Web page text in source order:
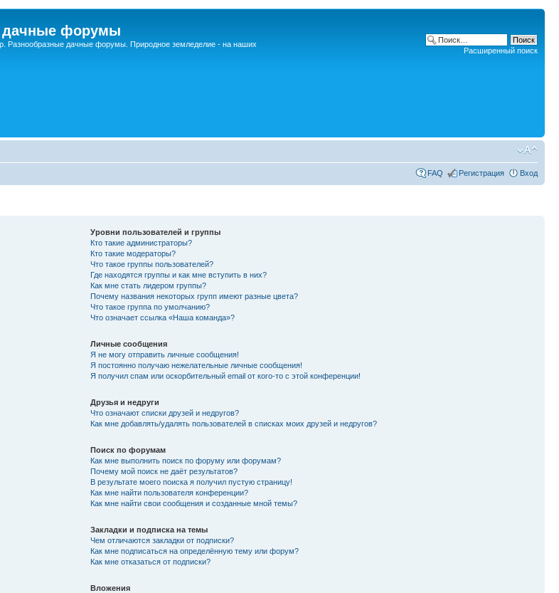
дачные форумы
Разнообразные дачные форумы. Природное земледелие - на наших
Расширенный поиск
FAQ Регистрация Вход
Уровни пользователей и группы
Кто такие администраторы?
Кто такие модераторы?
Что такое группы пользователей?
Где находятся группы и как мне вступить в них?
Как мне стать лидером группы?
Почему названия некоторых групп имеют разные цвета?
Что такое группа по умолчанию?
Что означает ссылка «Наша команда»?
Личные сообщения
Я не могу отправить личные сообщения!
Я постоянно получаю нежелательные личные сообщения!
Я получил спам или оскорбительный email от кого-то с этой конференции!
Друзья и недруги
Что означают списки друзей и недругов?
Как мне добавлять/удалять пользователей в списках моих друзей и недругов?
Поиск по форумам
Как мне выполнить поиск по форуму или форумам?
Почему мой поиск не даёт результатов?
В результате моего поиска я получил пустую страницу!
Как мне найти пользователя конференции?
Как мне найти свои сообщения и созданные мной темы?
Закладки и подписка на темы
Чем отличаются закладки от подписки?
Как мне подписаться на определённую тему или форум?
Как мне отказаться от подписки?
Вложения